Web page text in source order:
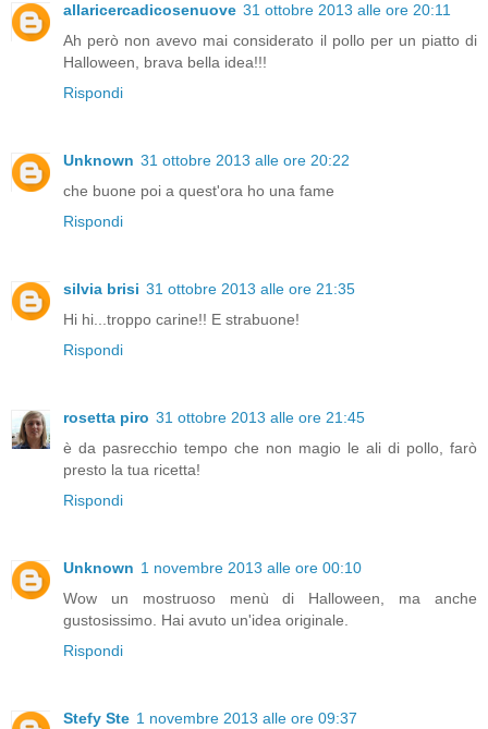
allaricercadicosenuove 31 ottobre 2013 alle ore 20:11
Ah però non avevo mai considerato il pollo per un piatto di
Halloween, brava bella idea!!!
Rispondi
Unknown 31 ottobre 2013 alle ore 20:22
che buone poi a quest'ora ho una fame
Rispondi
silvia brisi 31 ottobre 2013 alle ore 21:35
Hi hi...troppo carine!! E strabuone!
Rispondi
rosetta piro 31 ottobre 2013 alle ore 21:45
è da pasrecchio tempo che non magio le ali di pollo, farò
presto la tua ricetta!
Rispondi
Unknown 1 novembre 2013 alle ore 00:10
Wow un mostruoso menù di Halloween, ma anche
gustosissimo. Hai avuto un'idea originale.
Rispondi
Stefy Ste 1 novembre 2013 alle ore 09:37